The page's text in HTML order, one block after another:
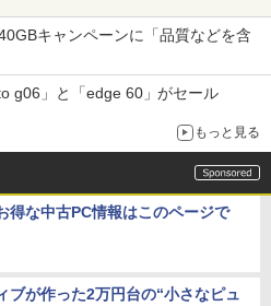
キャンペーンに「品質などを含
g06」と「edge 60」がセール
もっと見る
得な中古PC情報はこのページで
ブが作った2万円台の“小さなピュ